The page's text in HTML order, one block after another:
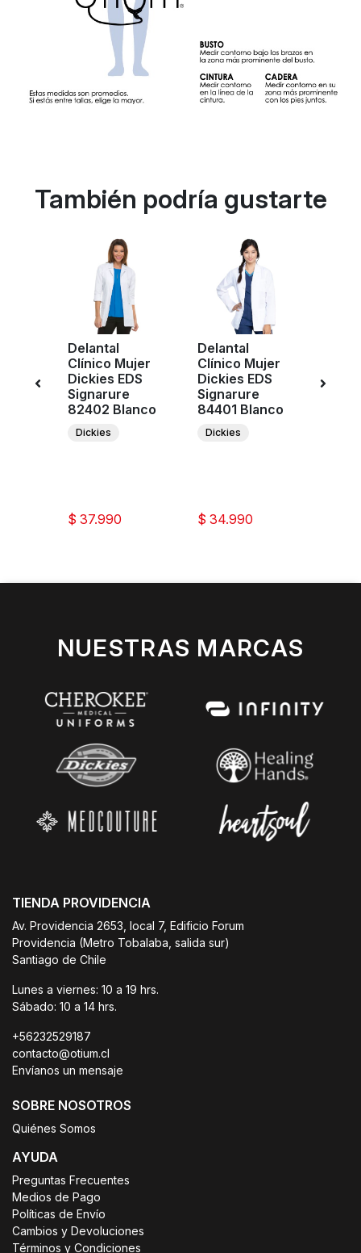
También podría gustarte
Delantal
Clínico Mujer
Dickies EDS
Signarure
82402 Blanco
Dickies
$ 37.990
Delantal
Clínico Mujer
Dickies EDS
Signarure
84401 Blanco
Dickies
$ 34.990
NUESTRAS MARCAS
TIENDA PROVIDENCIA
Av. Providencia 2653, local 7, Edificio Forum
Providencia (Metro Tobalaba, salida sur)
Santiago de Chile
Lunes a viernes: 10 a 19 hrs.
Sábado: 10 a 14 hrs.
+56232529187
contacto@otium.cl
Envíanos un mensaje
SOBRE NOSOTROS
Quiénes Somos
AYUDA
Preguntas Frecuentes
Medios de Pago
Políticas de Envío
Cambios y Devoluciones
Términos y Condiciones